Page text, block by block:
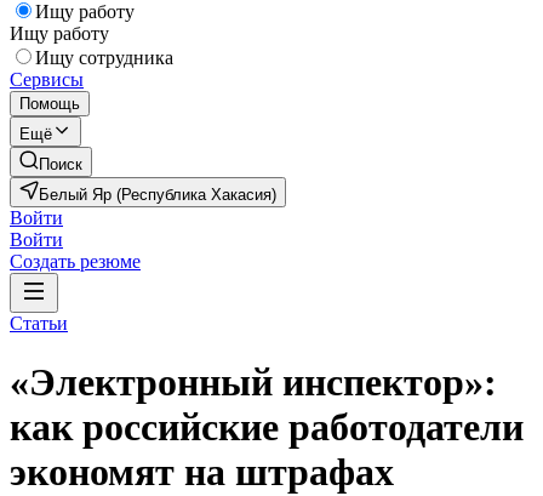
Ищу работу
Ищу работу
Ищу сотрудника
Сервисы
Помощь
Ещё
Поиск
Белый Яр (Республика Хакасия)
Войти
Войти
Создать резюме
Статьи
«Электронный инспектор»:
как российские работодатели
экономят на штрафах